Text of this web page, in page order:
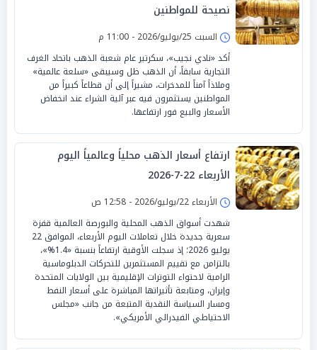
نصيحة للمواطنين
السبت 25/يوليو/2026 - 11:00 م
أكد «نادي نجيب»، سكرتير عام شعبة الذهب باتحاد الغرف
التجارية سابقاً، أن الذهب ظل وسيبقى «سلعة عالمية»
وملاذاً آمناً للمدخرات، مشيراً إلى أن قطاعاً كبيراً من
المواطنين يستثمرون فيه عبر آلية الشراء عند انخفاض
الأسعار والبيع فور ارتفاعها.
ارتفاع أسعار الذهب محلياً وعالمياً اليوم
الأربعاء 22-7-2026
الأربعاء 22/يوليو/2026 - 12:58 ص
شهدت أسواق الذهب المحلية والبورصة العالمية قفزة
سعرية جديدة خلال تعاملات اليوم الأربعاء، الموافق 22
يوليو 2026؛ إذ سجلت الأوقية ارتفاعاً بنسبة «1.4%»،
بالتزامن مع تقييم المستثمرين للتحركات الدبلوماسية
الرامية لاحتواء التوترات الإقليمية بين الولايات المتحدة
وإيران، ومتابعة تأثيراتها المباشرة على أسعار النفط
ومسار السياسة النقدية المتبعة من جانب «مجلس
الاحتياطي الفيدرالي الأمريكي».